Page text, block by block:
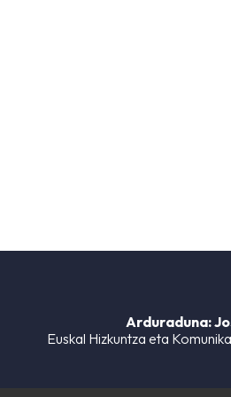
Arduraduna:
Euskal Hizkuntza eta